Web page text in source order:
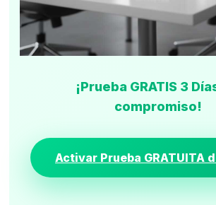
¡Prueba GRATIS 3
compromiso!
Activar Prueba GRATUITA